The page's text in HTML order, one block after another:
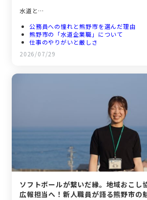
水道と…
公務員への憧れと熊野市を選んだ理由
熊野市の「水道企業職」について
仕事のやりがいと厳しさ
働き方と職場の雰囲気
未来の仲間へのメッセージ
2026/07/29
ソフトボールが繋いだ縁。地域おこし
広報担当へ！新人職員が語る熊野市の